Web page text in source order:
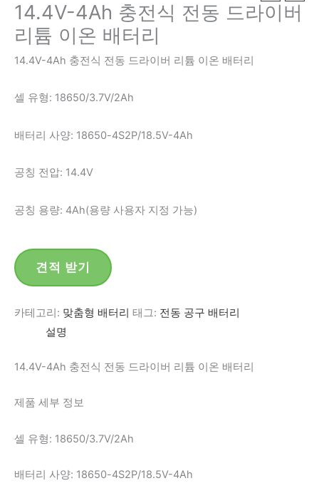
14.4V-4Ah 충전식 전동 드라이버
리튬 이온 배터리
14.4V-4Ah 충전식 전동 드라이버 리튬 이온 배터리
셀 유형: 18650/3.7V/2Ah
배터리 사양: 18650-4S2P/18.5V-4Ah
공칭 전압: 14.4V
공칭 용량: 4Ah(용량 사용자 지정 가능)
견적 받기
카테고리: 맞춤형 배터리 태그: 전동 공구 배터리
설명
14.4V-4Ah 충전식 전동 드라이버 리튬 이온 배터리
제품 세부 정보
셀 유형: 18650/3.7V/2Ah
배터리 사양: 18650-4S2P/18.5V-4Ah